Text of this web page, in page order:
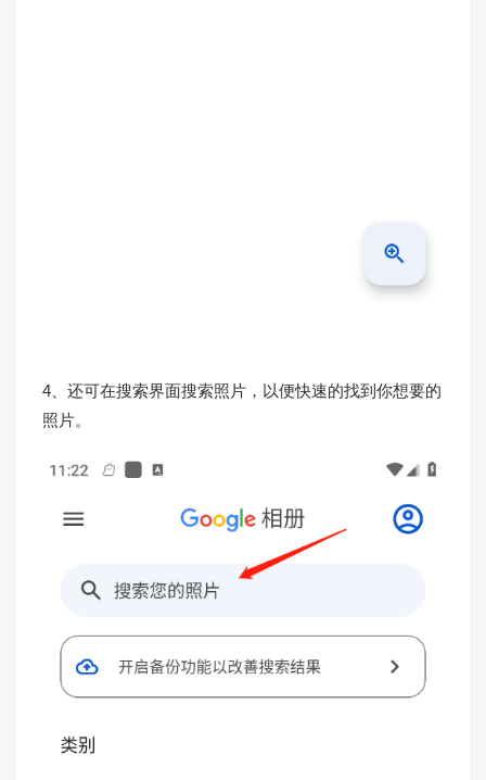
4、还可在搜索界面搜索照片，以便快速的找到你想要的
照片。